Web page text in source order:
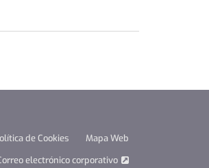
de Cookies
Mapa Web
electrónico corporativo